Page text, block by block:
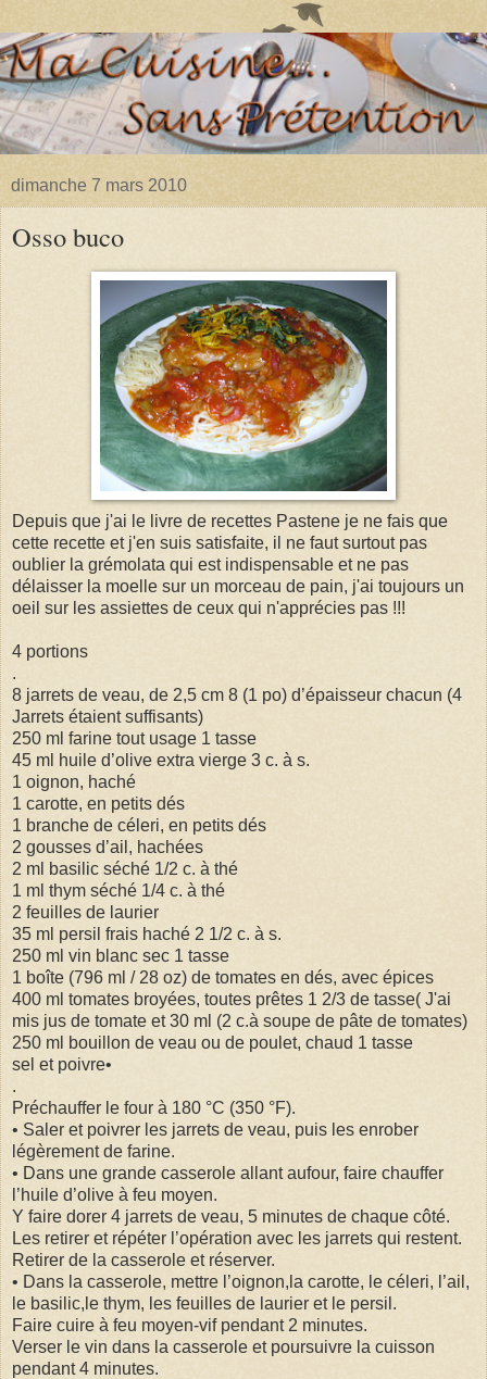
dimanche 7 mars 2010
Osso buco
Depuis que j'ai le livre de recettes Pastene je ne fais que
cette recette et j'en suis satisfaite, il ne faut surtout pas
oublier la grémolata qui est indispensable et ne pas
délaisser la moelle sur un morceau de pain, j'ai toujours un
oeil sur les assiettes de ceux qui n'apprécies pas !!!
4 portions
.
8 jarrets de veau, de 2,5 cm 8 (1 po) d’épaisseur chacun (4
Jarrets étaient suffisants)
250 ml farine tout usage 1 tasse
45 ml huile d’olive extra vierge 3 c. à s.
1 oignon, haché
1 carotte, en petits dés
1 branche de céleri, en petits dés
2 gousses d’ail, hachées
2 ml basilic séché 1/2 c. à thé
1 ml thym séché 1/4 c. à thé
2 feuilles de laurier
35 ml persil frais haché 2 1/2 c. à s.
250 ml vin blanc sec 1 tasse
1 boîte (796 ml / 28 oz) de tomates en dés, avec épices
400 ml tomates broyées, toutes prêtes 1 2/3 de tasse( J'ai
mis jus de tomate et 30 ml (2 c.à soupe de pâte de tomates)
250 ml bouillon de veau ou de poulet, chaud 1 tasse
sel et poivre•
.
Préchauffer le four à 180 °C (350 °F).
• Saler et poivrer les jarrets de veau, puis les enrober
légèrement de farine.
• Dans une grande casserole allant aufour, faire chauffer
l’huile d’olive à feu moyen.
Y faire dorer 4 jarrets de veau, 5 minutes de chaque côté.
Les retirer et répéter l’opération avec les jarrets qui restent.
Retirer de la casserole et réserver.
• Dans la casserole, mettre l’oignon,la carotte, le céleri, l’ail,
le basilic,le thym, les feuilles de laurier et le persil.
Faire cuire à feu moyen-vif pendant 2 minutes.
Verser le vin dans la casserole et poursuivre la cuisson
pendant 4 minutes.